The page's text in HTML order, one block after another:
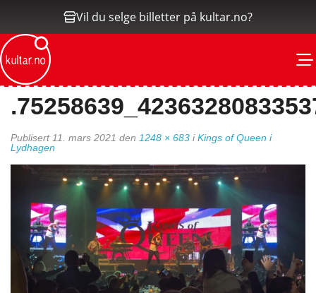
Vil du selge billetter på kultar.no?
Publisert 11. mars 2021 den 1248 × 683 iKings of Queen i
Lydhagen